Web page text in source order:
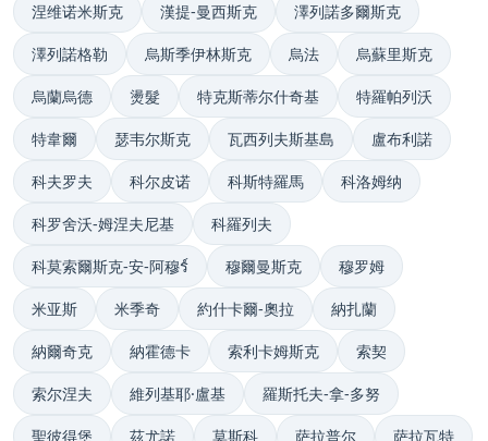
涅维诺米斯克 漢提-曼西斯克 澤列諾多爾斯克
澤列諾格勒 烏斯季伊林斯克 烏法 烏蘇里斯克
烏蘭烏德 燙髮 特克斯蒂尔什奇基 特羅帕列沃
特韋爾 瑟韦尔斯克 瓦西列夫斯基島 盧布利諾
科夫罗夫 科尔皮诺 科斯特羅馬 科洛姆纳
科罗舍沃-姆涅夫尼基 科羅列夫
科莫索爾斯克-安-阿穆ร์ 穆爾曼斯克 穆罗姆
米亚斯 米季奇 約什卡爾-奧拉 納扎蘭
納爾奇克 納霍德卡 索利卡姆斯克 索契
索尔涅夫 維列基耶·盧基 羅斯托夫-拿-多努
聖彼得堡 茲尤諾 莫斯科 萨拉普尔 萨拉瓦特